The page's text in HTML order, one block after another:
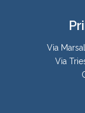
Via
Via